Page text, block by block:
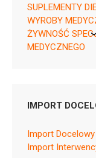
05909990351817
30 tabl. w fiolce
Pierre Fabre
SUPLEMENTY
WYROBY
KikGel
ŻYWNOŚĆ
MEDYCZNEGO
IMPORT
Import Docelowy
Import